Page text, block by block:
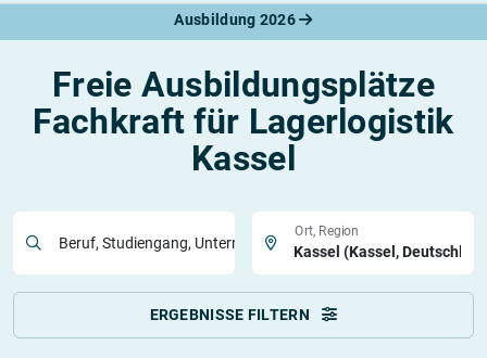
Ausbildung 2026
Freie Ausbildungsplätze
Fachkraft für Lagerlogistik
Kassel
Beruf, Studiengang, Unternehmen
Ort, Region
ERGEBNISSE FILTERN